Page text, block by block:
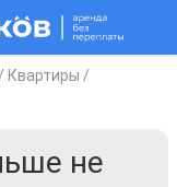
/ Квартиры /
не